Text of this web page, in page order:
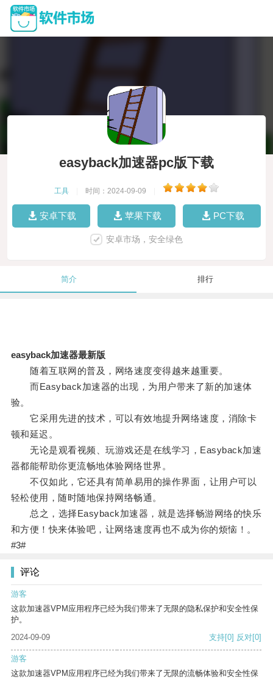
easyback加速器pc版下载
工具 时间：2024-09-09
安卓下载 苹果下载 PC下载
安卓市场，安全绿色
简介 排行
easyback加速器最新版
随着互联网的普及，网络速度变得越来越重要。
而Easyback加速器的出现，为用户带来了新的加速体
验。
它采用先进的技术，可以有效地提升网络速度，消除卡
顿和延迟。
无论是观看视频、玩游戏还是在线学习，Easyback加速
器都能帮助你更流畅地体验网络世界。
不仅如此，它还具有简单易用的操作界面，让用户可以
轻松使用，随时随地保持网络畅通。
总之，选择Easyback加速器，就是选择畅游网络的快乐
和方便！快来体验吧，让网络速度再也不成为你的烦恼！。
#3#
评论
游客
这款加速器VPM应用程序已经为我们带来了无限的隐私保护和安全性保
护。
2024-09-09
支持[0] 反对[0]
游客
这款加速器VPM应用程序已经为我们带来了无限的流畅体验和安全性保